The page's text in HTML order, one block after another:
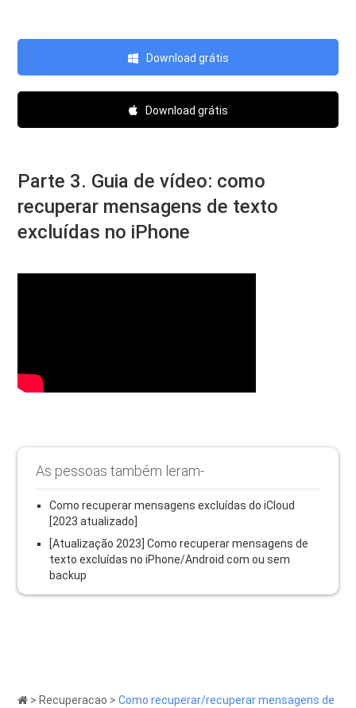
Download grátis
Download grátis
Parte 3. Guia de vídeo: como
recuperar mensagens de texto
excluídas no iPhone
As pessoas também leram-
Como recuperar mensagens excluídas do iCloud
[2023 atualizado]
[Atualização 2023] Como recuperar mensagens de
texto excluídas no iPhone/Android com ou sem
backup
> Recuperacao >Como recuperar/recuperar mensagens de